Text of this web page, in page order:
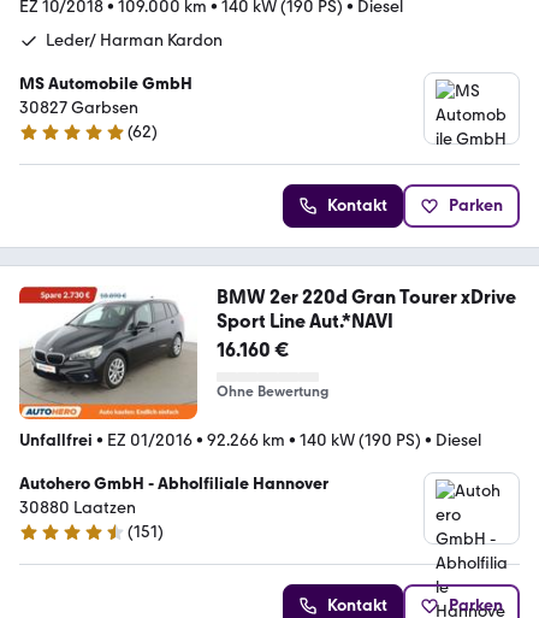
EZ 10/2018• 109.000 km • 140 kW (190 PS) • Diesel
Leder/ Harman Kardon
MS Automobile GmbH
30827 Garbsen
4.9 Sterne
(62)
Kontakt Parken
BMW 2er 220d Gran Tourer xDrive
Sport Line Aut.*NAVI
16.160 €
Ohne Bewertung
Unfallfrei • EZ 01/2016• 92.266 km • 140 kW (190 PS) • Diesel
Autohero GmbH - Abholfiliale Hannover
30880 Laatzen
4.7 Sterne
(151)
Kontakt Parken